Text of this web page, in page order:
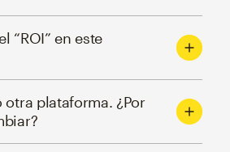
“ROI” en este
otra plataforma. ¿Por